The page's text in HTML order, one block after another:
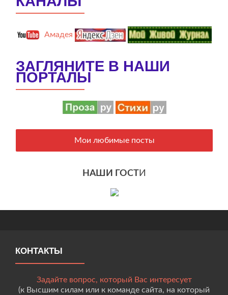
Амадея
ЗАГЛЯНИТЕ В НАШИ
ПОРТАЛЫ
Мои любимые посты
НАШИ ГОСТИ
КОНТАКТЫ
Задайте вопрос, который Вас интересует
(к Высшим силам или к команде сайта, на который